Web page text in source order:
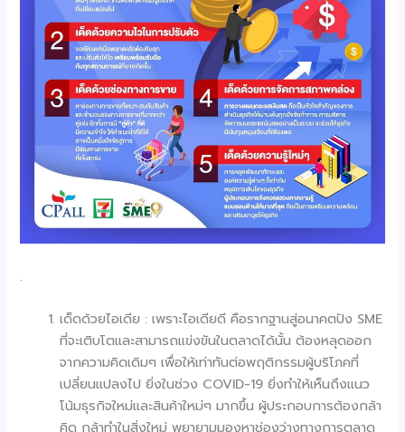
.
เด็ดด้วยไอเดีย : เพราะไอเดียดี คือรากฐานสู่อนาคตปัง SME
ที่จะเติบโตและสามารถแข่งขันในตลาดได้นั้น ต้องหลุดออก
จากความคิดเดิมๆ เพื่อให้เท่าทันต่อพฤติกรรมผู้บริโภคที่
เปลี่ยนแปลงไป ยิ่งในช่วง COVID-19 ยิ่งทำให้เห็นถึงแนว
โน้มธุรกิจใหม่และสินค้าใหม่ๆ มากขึ้น ผู้ประกอบการต้องกล้า
คิด กล้าทำในสิ่งใหม่ พยายามมองหาช่องว่างทางการตลาด